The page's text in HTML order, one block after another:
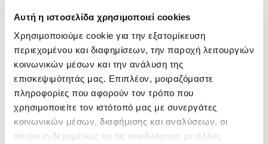
Αυτή η ιστοσελίδα χρησιμοποιεί cookies
Χρησιμοποιούμε cookie για την εξατομίκευση
περιεχομένου και διαφημίσεων, την παροχή λειτουργιών
κοινωνικών μέσων και την ανάλυση της
επισκεψιμότητάς μας. Επιπλέον, μοιραζόμαστε
πληροφορίες που αφορούν τον τρόπο που
χρησιμοποιείτε τον ιστότοπό μας με συνεργάτες
κοινωνικών μέσων, διαφήμισης και αναλύσεων, οι
οποίοι ενδεχομένως να τις συνδυάσουν με άλλες